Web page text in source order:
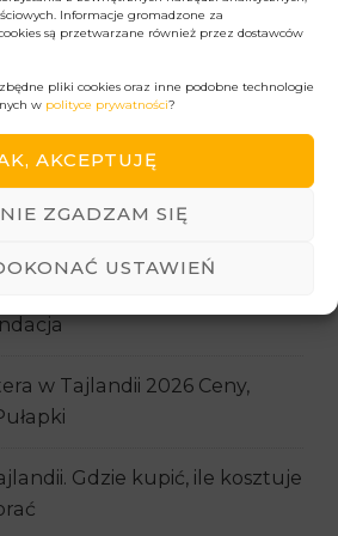
Informacje gromadzone za
są przetwarzane również przez dostawców
pliki cookies oraz inne podobne technologie
w polityce prywatności?
AKCEPTUJĘ
ZGADZAM SIĘ
USTAWIEŃ
newsletter - informacje o nowościach,
lub usługach oferowanych przez Projekt
określonych wpolityce prywatności.
w Tajlandii 2026 Ceny,
Gdzie kupić, ile kosztuje